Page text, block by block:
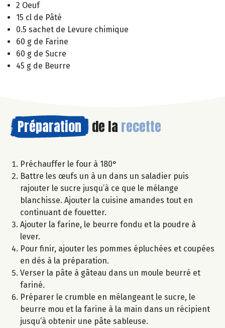
2 Oeuf
15 cl de Pâté
0.5 sachet de Levure chimique
60 g de Farine
60 g de Sucre
45 g de Beurre
Préparation de la recette
Préchauffer le four à 180°
Battre les œufs un à un dans un saladier puis
rajouter le sucre jusqu’à ce que le mélange
blanchisse. Ajouter la cuisine amandes tout en
continuant de fouetter.
Ajouter la farine, le beurre fondu et la poudre à
lever.
Pour finir, ajouter les pommes épluchées et coupées
en dés à la préparation.
Verser la pâte à gâteau dans un moule beurré et
fariné.
Préparer le crumble en mélangeant le sucre, le
beurre mou et la farine à la main dans un récipient
jusqu’à obtenir une pâte sableuse.